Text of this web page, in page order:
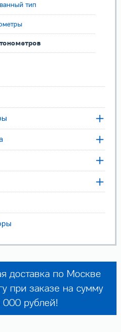
тип
доставка по Москве
при заказе на сумму
рублей!